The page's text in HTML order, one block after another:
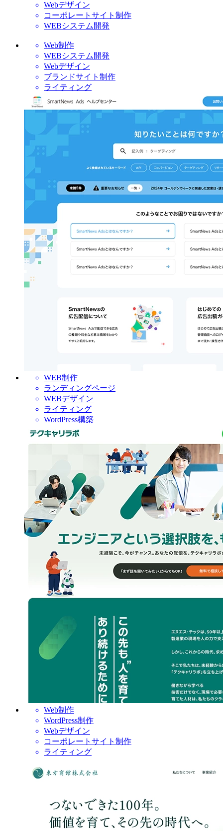
Webデザイン
コーポレートサイト制作
WEBシステム開発
Web制作
WEBシステム開発
Webデザイン
ブランドサイト制作
ライティング
WEB制作
ランディングページ
WEBデザイン
ライティング
WordPress構築
Web制作
WordPress制作
Webデザイン
コーポレートサイト制作
ライティング